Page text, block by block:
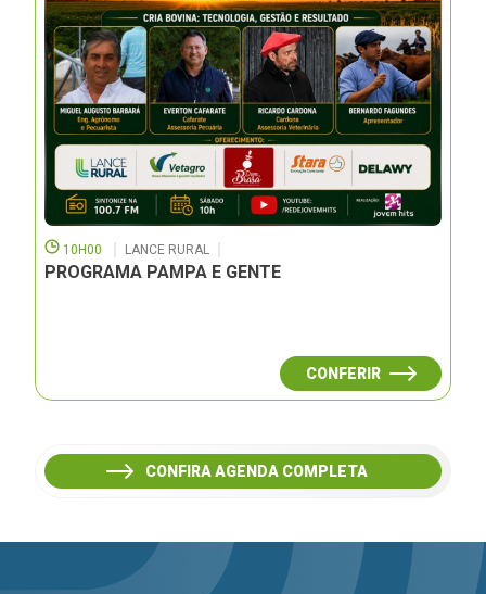
10H00 LANCE RURAL
PROGRAMA PAMPA E GENTE
CONFERIR
CONFIRA AGENDA COMPLETA